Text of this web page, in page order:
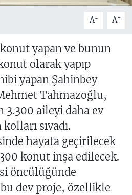
A- A+
yapan ve bunun
olarak yapıp
yapan Şahinbey
Tahmazoğlu,
aileyi daha ev
sıvadı.
hayata geçirilecek
konut inşa edilecek.
öncülüğünde
dev proje, özellikle